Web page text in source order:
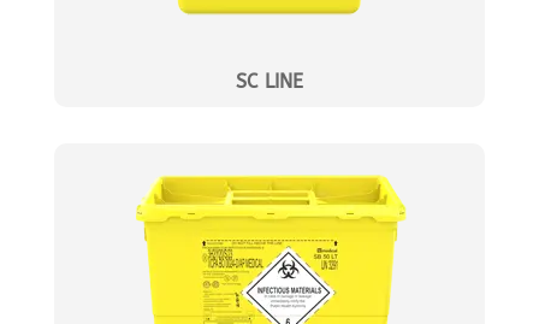
SC LINE